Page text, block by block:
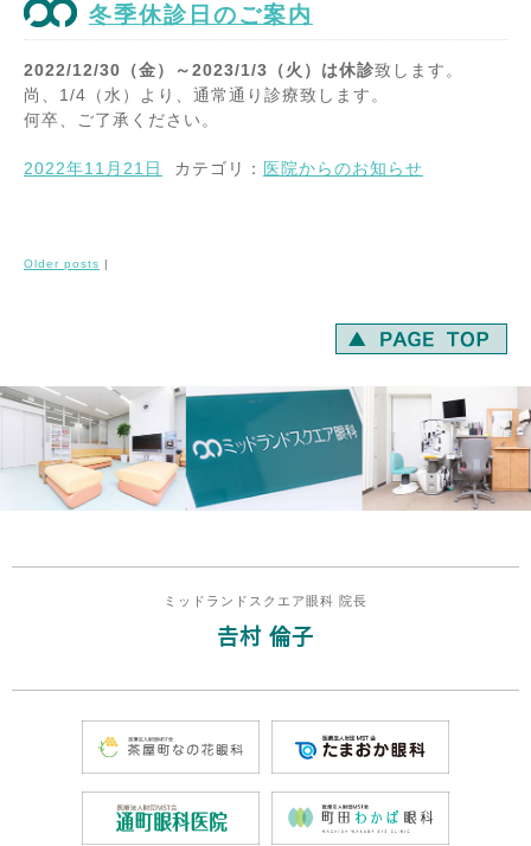
冬季休診日のご案内
2022/12/30（金）～2023/1/3（火）は休診致します。
尚、1/4（水）より、通常通り診療致します。
何卒、ご了承ください。
2022年11月21日 カテゴリ： 医院からのお知らせ
Older posts |
ミッドランドスクエア眼科 院長
𠮷村 倫子